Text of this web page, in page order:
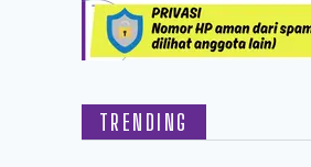
TRENDING